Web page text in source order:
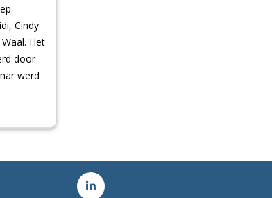
Cindy
Het
door
werd